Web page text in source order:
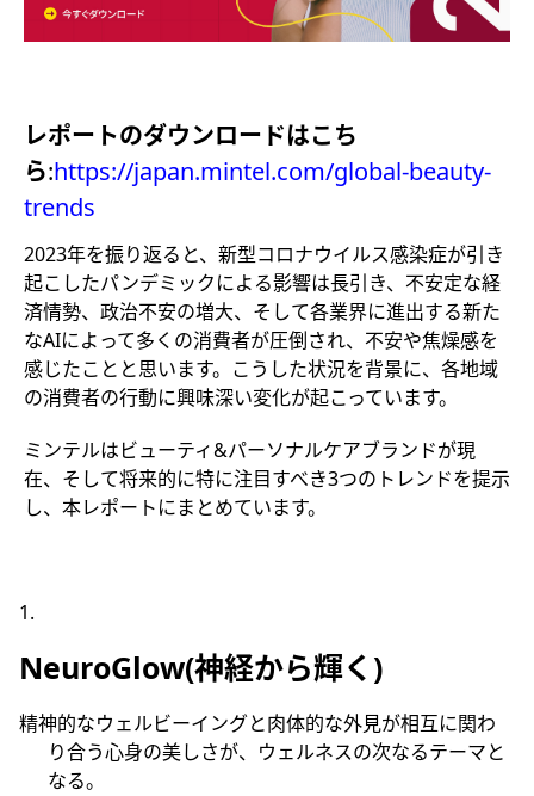
レポートのダウンロードはこち
ら:https://japan.mintel.com/global-beauty-
trends
2023年を振り返ると、新型コロナウイルス感染症が引き
起こしたパンデミックによる影響は⻑引き、不安定な経
済情勢、政治不安の増大、そして各業界に進出する新た
なAIによって多くの消費者が圧倒され、不安や焦燥感を
感じたことと思います。こうした状況を背景に、各地域
の消費者の行動に興味深い変化が起こっています。
ミンテルはビューティ&パーソナルケアブランドが現
在、そして将来的に特に注目すべき3つのトレンドを提示
し、本レポートにまとめています。
NeuroGlow(神経から輝く)
精神的なウェルビーイングと肉体的な外見が相互に関わ
り合う心身の美しさが、ウェルネスの次なるテーマと
なる。